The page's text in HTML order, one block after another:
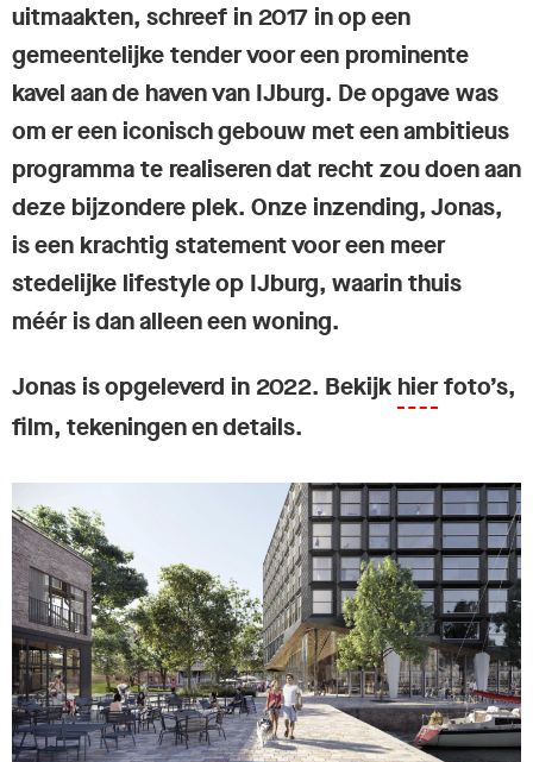
uitmaakten, schreef in 2017 in op een
gemeentelijke tender voor een prominente
kavel aan de haven van IJburg. De opgave was
om er een iconisch gebouw met een ambitieus
programma te realiseren dat recht zou doen aan
deze bijzondere plek. Onze inzending, Jonas,
is een krachtig statement voor een meer
stedelijke lifestyle op IJburg, waarin thuis
méér is dan alleen een woning.
Jonas is opgeleverd in 2022. Bekijk hierfoto’s,
film, tekeningen en details.